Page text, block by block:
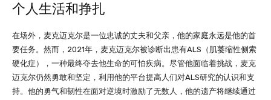
个人生活和挣扎
在场外，麦克迈克尔是一位忠诚的丈夫和父亲，他的家庭永远是他的首
要任务。然而，2021年，麦克迈克尔被诊断出患有ALS（肌萎缩性侧索
硬化症），一种最终夺去他生命的可怕疾病。尽管他面临着挑战，麦克
迈克尔仍然勇敢和坚定，利用他的平台提高人们对ALS研究的认识和支
持。他的勇气和韧性在面对逆境时激励了无数人，他的遗产将继续通过